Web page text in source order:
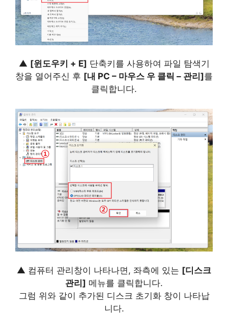
▲ [윈도우키 + E] 단축키를 사용하여 파일 탐색기
창을 열어주신 후 [내 PC – 마우스 우 클릭 – 관리]를
클릭합니다.
▲ 컴퓨터 관리창이 나타나면, 좌측에 있는 [디스크
관리] 메뉴를 클릭합니다.
그럼 위와 같이 추가된 디스크 초기화 창이 나타납
니다.